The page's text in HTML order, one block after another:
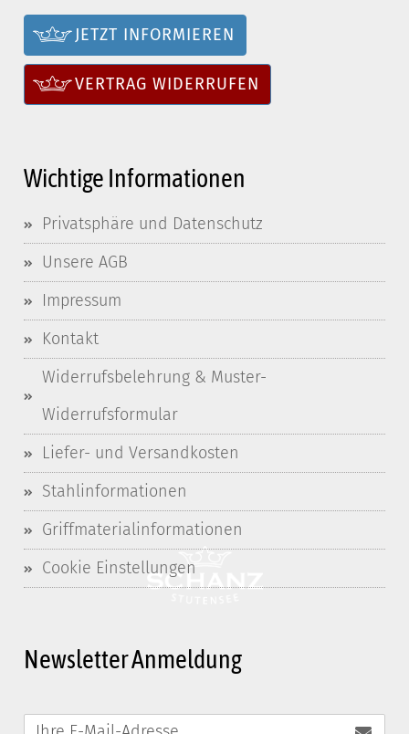
JETZT INFORMIEREN
VERTRAG WIDERRUFEN
Wichtige Informationen
Privatsphäre und Datenschutz
Unsere AGB
Impressum
Kontakt
Widerrufsbelehrung & Muster-
Widerrufsformular
Liefer- und Versandkosten
Stahlinformationen
Griffmaterialinformationen
Cookie Einstellungen
Newsletter Anmeldung